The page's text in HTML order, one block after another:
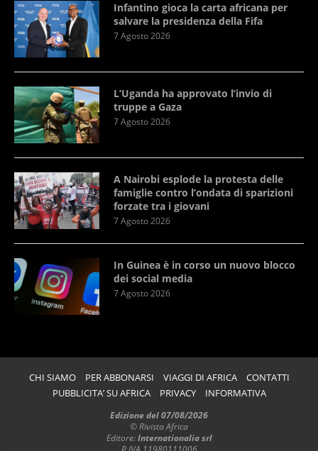
Infantino gioca la carta africana per
salvare la presidenza della Fifa
7 Agosto 2026
L’Uganda ha approvato l’invio di
truppe a Gaza
7 Agosto 2026
A Nairobi esplode la protesta delle
famiglie contro l’ondata di sparizioni
forzate tra i giovani
7 Agosto 2026
In Guinea è in corso un nuovo blocco
dei social media
7 Agosto 2026
CHI SIAMO PER ABBONARSI VIAGGI DI AFRICA
CONTATTI
PUBBLICITA’ SU AFRICA
PRIVACY
INFORMATIVA
Edizione del 07/08/2026
© Rivista Africa
Editore:Internationalia srl